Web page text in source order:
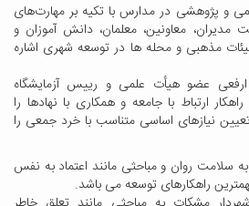
و پژوهشی در مدارس با تکیه بر مهارت‌های
مدیران، معاونین، معلمان، دانش آموزان و
مذهبی و محله ها در توسعه شهری اشاره
عضو هیأت علمی و رییس آزمایشگاه
ارتباط با جامعه و همکاری با نهادها را
نیازهای اساسی متناسب با خرد جمعی را
سلامت روان و مباحثی مانند اعتماد به نفس
راهکارهای توسعه می باشد.